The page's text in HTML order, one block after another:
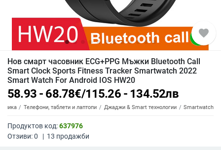
favorite
Нов смарт часовник ECG+PPG Мъжки Bluetooth Call
Smart Clock Sports Fitness Tracker Smartwatch 2022
Smart Watch For Android IOS HW20
58.93 - 68.78€/115.26 - 134.52лв
Телефони, таблети и лаптопи Джаджи & Smart технологии Smartwatch
Продуктов код:637976
Отзиви:0 | 13 продажби